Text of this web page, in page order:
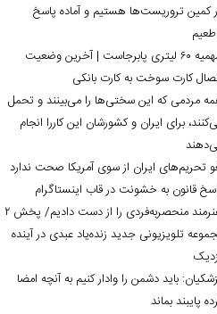
کمین تروریست‌ها هستیم و آماده پاسخ
سهمیه ۶۰ لیتری پابرجاست | آخرین وضعیت
کارت سوخت به کارت بانکی
مردمی که این سختی‌ها را می‌بینند و تحمل
برای ایران و کشورشان این کاررا انجام
تحریم‌های ایران از سوی آمریکا صحت ندارد
قانون به خشونت در قاب اینستاگرام
هنرمند منحصر‌به‌فردی را از دست دادیم/ پخش ۲
تلویزیونی جدید زنده‌یاد عبدی در آینده
باید دشمن را وادار کنیم به آنچه امضا
پایبند بماند